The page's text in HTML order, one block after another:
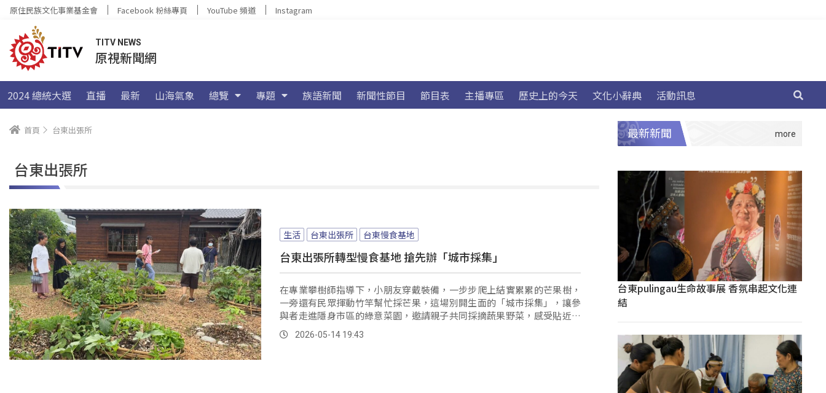
原住民族文化事業基金會 Facebook 粉絲專頁 YouTube 頻道 Instagram
TITV NEWS
原視新聞網
2024 總統大選 直播 最新 山海氣象 總覽 專題 族語新聞 新聞性節目 節目表 主播專區 歷史上的今天 文化小辭典 活動訊息
首頁 台東出張所
台東出張所
生活 台東出張所 台東慢食基地
台東出張所轉型慢食基地 搶先辦「城市採集」
在專業攀樹師指導下，小朋友穿戴裝備，一步步爬上結實累累的芒果樹，
一旁還有民眾揮動竹竿幫忙採芒果，這場別開生面的「城市採集」，讓參
與者走進隱身市區的綠意菜園，邀請親子共同採摘蔬果野菜，感受貼近土
地、回歸自然的生活體驗...。
2026-05-14 19:43
最新新聞
台東pulingau生命故事展 香氛串起文化連
結